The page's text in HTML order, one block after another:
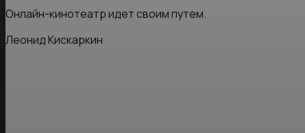
Онлайн-кинотеатр идет своим путем.
Леонид Кискаркин